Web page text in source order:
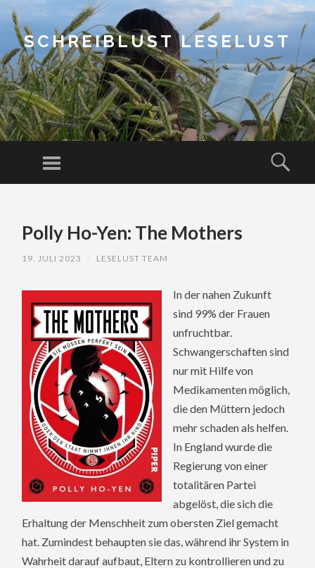
SCHREIBLUST LESELUST
Menu
CONTENTPolly Ho-Yen: The Mothers
19. JULI 2023 LESELUST TEAM
In der nahen Zukunft
sind 99% der Frauen
unfruchtbar.
Schwangerschaften sind
nur mit Hilfe von
Medikamenten möglich,
die den Müttern jedoch
mehr schaden als helfen.
In England wurde die
Regierung von einer
totalitären Partei
abgelöst, die sich die
Erhaltung der Menschheit zum obersten Ziel gemacht
hat. Zumindest behaupten sie das, während ihr System in
Wahrheit darauf aufbaut, Eltern zu kontrollieren und zu